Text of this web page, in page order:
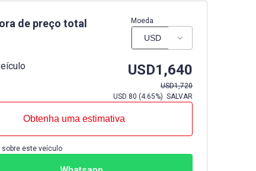
de preço total Moeda
USD1,640
USD1,720
USD 80 (4.65%) SALVAR
Obtenha uma estimativa
sobre este veículo